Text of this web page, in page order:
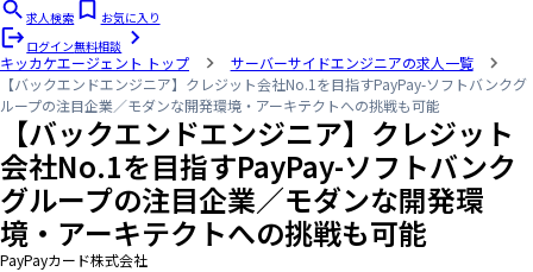
求人検索
お気に入り
ログイン無料相談
キッカケエージェント トップ
サーバーサイドエンジニアの求人一覧
【バックエンドエンジニア】クレジット会社No.1を目指すPayPay-ソフトバンクグ
ループの注目企業／モダンな開発環境・アーキテクトへの挑戦も可能
【バックエンドエンジニア】クレジット
会社No.1を目指すPayPay-ソフトバンク
グループの注目企業／モダンな開発環
境・アーキテクトへの挑戦も可能
PayPayカード株式会社